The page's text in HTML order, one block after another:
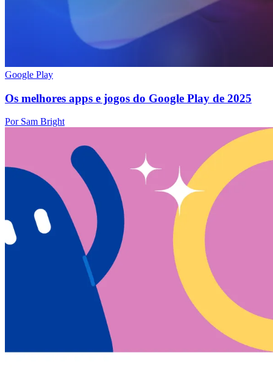
Google Play
Os melhores apps e jogos do Google Play de 2025
Por Sam Bright